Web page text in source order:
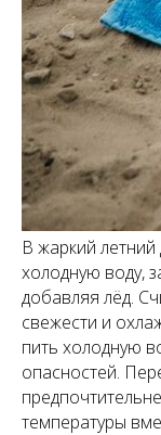
В жаркий
холодную воду,
добавляя лёд.
свежести и
пить холодную
опасностей.
температуры